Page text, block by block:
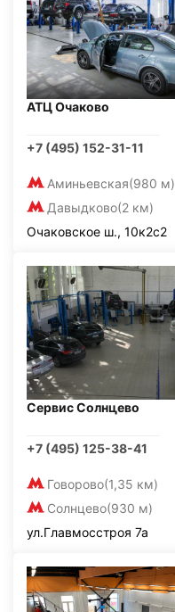
АТЦ Очаково
+7 (495) 152-31-11
Аминьевская(980 м)
Давыдково(2 км)
Очаковское ш., 10к2с2
Сервис Солнцево
+7 (495) 125-38-41
Говорово(1,35 км)
Солнцево(930 м)
ул.Главмосстроя 7а